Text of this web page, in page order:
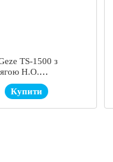
TS-1500 з
Н.О.
Купити